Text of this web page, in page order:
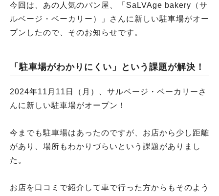
今回は、あの人気のパン屋、「SaLVAge bakery（サ
ルベージ・ベーカリー）」さんに新しい駐車場がオー
プンしたので、そのお知らせです。
「駐車場がわかりにくい」という課題が解決！
2024年11月11日（月）、サルベージ・ベーカリーさ
んに新しい駐車場がオープン！
今までも駐車場はあったのですが、お店から少し距離
があり、場所もわかりづらいという課題がありまし
た。
お店を口コミで紹介して車で行った方からもそのよう